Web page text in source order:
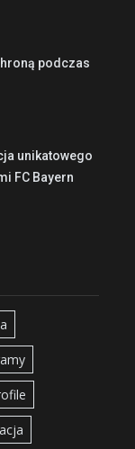
podczas
unikatowego
FC Bayern